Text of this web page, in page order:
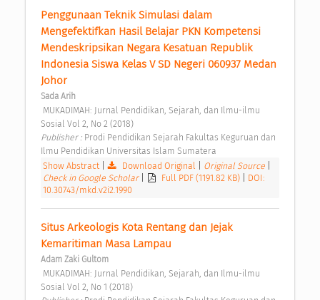
Penggunaan Teknik Simulasi dalam
Mengefektifkan Hasil Belajar PKN Kompetensi
Mendeskripsikan Negara Kesatuan Republik
Indonesia Siswa Kelas V SD Negeri 060937 Medan
Johor
Sada Arih
Sosial Vol 2, No 2 (2018)
Publisher : Prodi Pendidikan Sejarah Fakultas Keguruan dan
Ilmu Pendidikan Universitas Islam Sumatera
Show Abstract| Download Original Original Source
Check in Google Scholar
Full PDF (1191.82 KB)
DOI:
10.30743/mkd.v2i2.1990
Situs Arkeologis Kota Rentang dan Jejak
Kemaritiman Masa Lampau
Adam Zaki Gultom
Sosial Vol 2, No 1 (2018)